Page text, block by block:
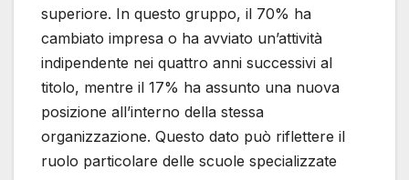
superiore. In questo gruppo, il 70% ha
cambiato impresa o ha avviato un’attività
indipendente nei quattro anni successivi al
titolo, mentre il 17% ha assunto una nuova
posizione all’interno della stessa
organizzazione. Questo dato può riflettere il
ruolo particolare delle scuole specializzate